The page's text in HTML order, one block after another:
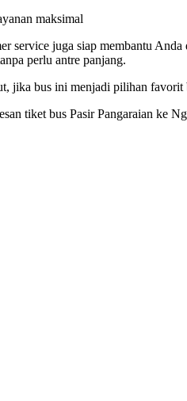
maksimal
service juga siap membantu
perlu antre panjang.
jika bus ini menjadi pilihan
tiket bus Pasir Pangaraian ke